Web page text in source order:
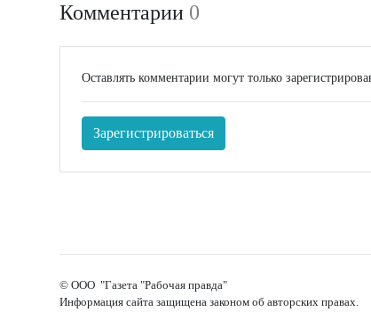
Комментарии 0
Оставлять комментарии могут только
Зарегистрироваться
© ООО "Газета "Рабочая правда"
Информация сайта защищена законом об авторских правах.